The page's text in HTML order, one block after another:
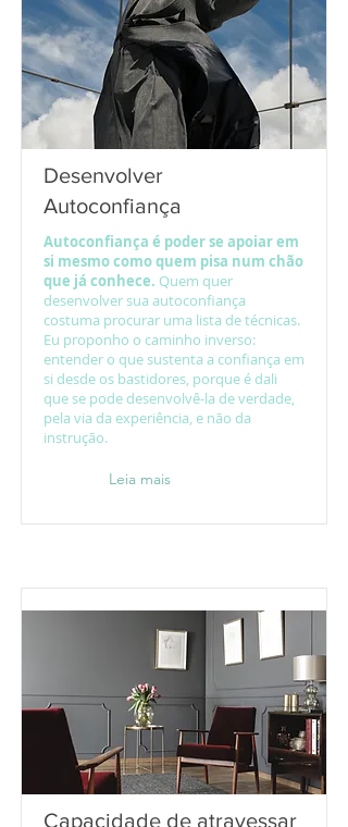
Desenvolver
Autoconfiança
Autoconfiança é poder se apoiar em
si mesmo como quem pisa num chão
que já conhece. Quem quer
desenvolver sua autoconfiança
costuma procurar uma lista de técnicas.
Eu proponho o caminho inverso:
entender o que sustenta a confiança em
si desde os bastidores, porque é dali
que se pode desenvolvê-la de verdade,
pela via da experiência, e não da
instrução.
Leia mais
Capacidade de atravessar